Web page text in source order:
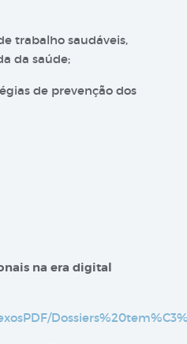
trabalho saudáveis,
da saúde;
de prevenção dos
na era digital​